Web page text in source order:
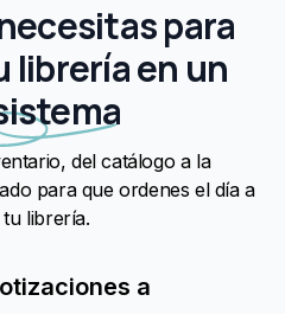
para
librería en un
del catálogo a la
para que ordenes el día a
tu librería.
a